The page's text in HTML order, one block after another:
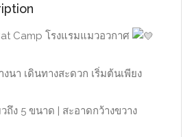
Camp โรงแรมแมวอวกาศ
นา เดินทางสะดวก เริ่มต้นเพียง
ถึง 5 ขนาด | สะอาดกว้างขวาง